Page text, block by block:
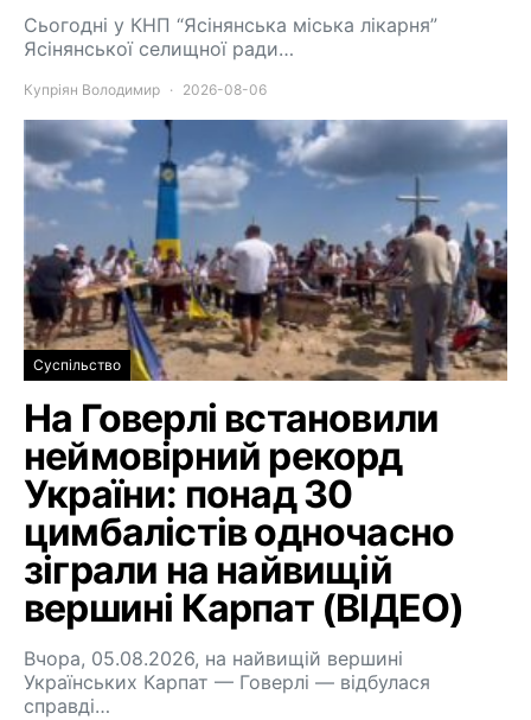
Сьогодні у КНП “Ясінянська міська лікарня”
Ясінянської селищної ради…
Купріян Володимир 2026-08-06
Суспільство
На Говерлі встановили
неймовірний рекорд
України: понад 30
цимбалістів одночасно
зіграли на найвищій
вершині Карпат (ВІДЕО)
Вчора, 05.08.2026, на найвищій вершині
Українських Карпат — Говерлі — відбулася
справді…